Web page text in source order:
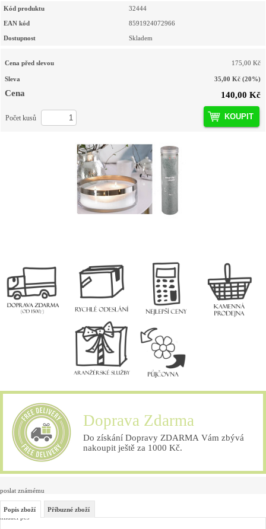
Kód produktu 32444
EAN kód 8591924072966
Dostupnost Skladem
Cena před slevou 175,00 Kč
Sleva 35,00 Kč (20%)
Cena 140,00 Kč
KOUPIT
Počet kusů
Doprava Zdarma
Do získání Dopravy ZDARMA Vám zbývá
nakoupit ještě za 1000 Kč.
poslat známému
hlídací pes
Popis zboží Příbuzné zboží